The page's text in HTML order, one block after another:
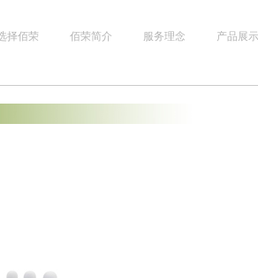
择佰荣 佰荣简介 服务理念 产品展示